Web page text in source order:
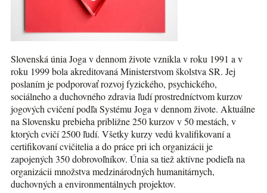
Slovenská únia Joga v dennom živote vznikla v roku 1991 a v
roku 1999 bola akreditovaná Ministerstvom školstva SR. Jej
poslaním je podporovať rozvoj fyzického, psychického,
sociálneho a duchovného zdravia ľudí prostredníctvom kurzov
jogových cvičení podľa Systému Joga v dennom živote. Aktuálne
na Slovensku prebieha približne 250 kurzov v 50 mestách, v
ktorých cvičí 2500 ľudí. Všetky kurzy vedú kvalifikovaní a
certifikovaní cvičitelia a do práce pri ich organizácii je
zapojených 350 dobrovoľníkov. Únia sa tiež aktívne podieľa na
organizácii množstva medzinárodných humanitárnych,
duchovných a environmentálnych projektov.